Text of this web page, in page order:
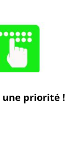
une priorité !